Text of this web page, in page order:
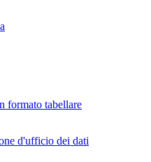
formato tabellare
d'ufficio dei dati